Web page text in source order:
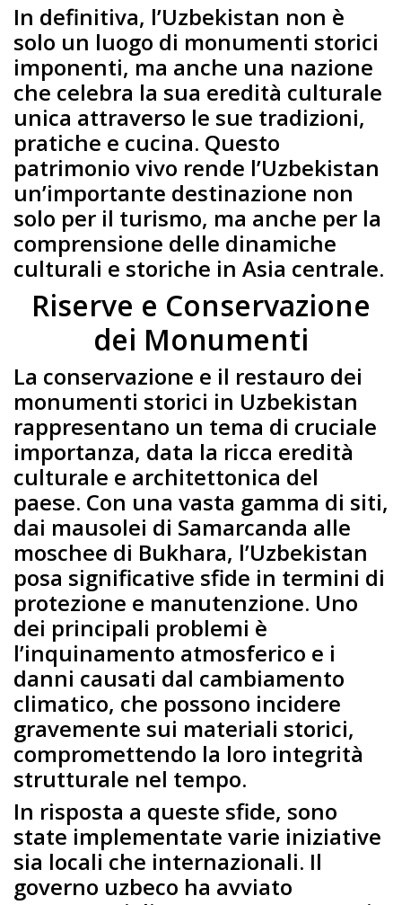
In definitiva, l’Uzbekistan non è
solo un luogo di monumenti storici
imponenti, ma anche una nazione
che celebra la sua eredità culturale
unica attraverso le sue tradizioni,
pratiche e cucina. Questo
patrimonio vivo rende l’Uzbekistan
un’importante destinazione non
solo per il turismo, ma anche per la
comprensione delle dinamiche
culturali e storiche in Asia centrale.
Riserve e Conservazione
dei Monumenti
La conservazione e il restauro dei
monumenti storici in Uzbekistan
rappresentano un tema di cruciale
importanza, data la ricca eredità
culturale e architettonica del
paese. Con una vasta gamma di siti,
dai mausolei di Samarcanda alle
moschee di Bukhara, l’Uzbekistan
posa significative sfide in termini di
protezione e manutenzione. Uno
dei principali problemi è
l’inquinamento atmosferico e i
danni causati dal cambiamento
climatico, che possono incidere
gravemente sui materiali storici,
compromettendo la loro integrità
strutturale nel tempo.
In risposta a queste sfide, sono
state implementate varie iniziative
sia locali che internazionali. Il
governo uzbeco ha avviato